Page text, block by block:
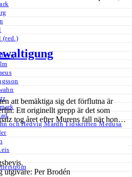
(red.)
och Hedvig Mårdh Tidskriften Medusa
att bemäktiga sig det förflutna är
Ett originellt grepp är det som
tog året efter Murens fall när hon…
utgivare: Per Brodén